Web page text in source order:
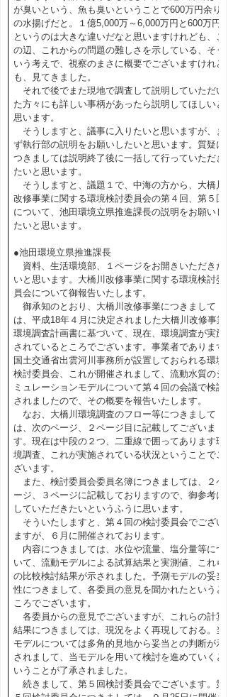
が臭いという、魚も臭いということで600万円余り
の水揚げだと。１億5,000万～6,000万円と600万円
というのは大きな違いだなと思いますけれども、こ
の辺、これからの問題の難しさを示している、そう
いう考えで、視察のまさに概要でございますけれど
も、見てきました。
それで後でまた現地で調査して説明していただい
た方々にも詳しい事柄があったら説明してほしいと
思います。
そうしますと、議事に入りたいと思いますが、ま
ず執行部の説明をお願いしたいと思います。質疑に
つきましては説明終了後に一括して行っていただき
たいと思います。
そうしますと、議題１で、中海の方から、大橋川
改修事業に関する環境検討委員会の第４回、第５回
について、池田環境立県推進課長の説明をお願いし
たいと思います。
●池田環境立県推進課長
資料、生活環境部、１ページをお開きいただきた
いと思います。大橋川改修事業に関する環境検討委
員会について御報告いたします。
御承知のとおり、大橋川改修事業につきまして
は、平成18年４月に決定されました大橋川改修事業
環境調査計画書に基づいて、現在、環境調査が実施
されているところでございます。事業者であります
国土交通省出雲河川事務所が設置しておられる環境
検討委員会、これが開催されまして、流動水質のシ
ミュレーションモデルについて第４回の会議で検討
されましたので、その概要を報告いたします。
なお、大橋川環境調査のフロー等につきまして
は、次のページ、２ページ目に記載してございま
す。現在は中段の２つ、二重線で囲ってあります環
境調査、これが実施されている状況ということでご
ざいます。
また、検討委員会委員名簿につきましては、２ペ
ージ、３ページに記載しておりますので、御参考に
していただきたいというふうに思います。
そういたしますと、第４回の検討委員会でござい
ますが、６月に開催されております。
内容につきましては、水位や流量、塩分量等につ
いて、流動モデルによる試算結果と実測値、これら
の比較検討結果が示されました。予測モデルの妥当
性につきまして、各委員の意見を聞かれたというと
ころでございます。
各委員からの意見でございますが、これらの計算
結果につきましては、現況をよく再現しておる。当
モデルについては多角的見地から妥当との判断が示
されまして、当モデルを用いて検討を進めていくと
いうことが了承されました。
続きまして、第５回検討委員会でございます。第